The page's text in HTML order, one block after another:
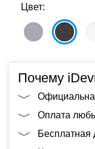
Цвет:
Почему
Оплата
Бесплатная